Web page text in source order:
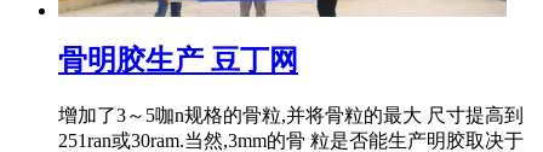
骨明胶生产 豆丁网
增加了3～5咖n规格的骨粒,并将骨粒的最大 尺寸提高到
251ran或30ram.当然,3mm的骨 粒是否能生产明胶取决于